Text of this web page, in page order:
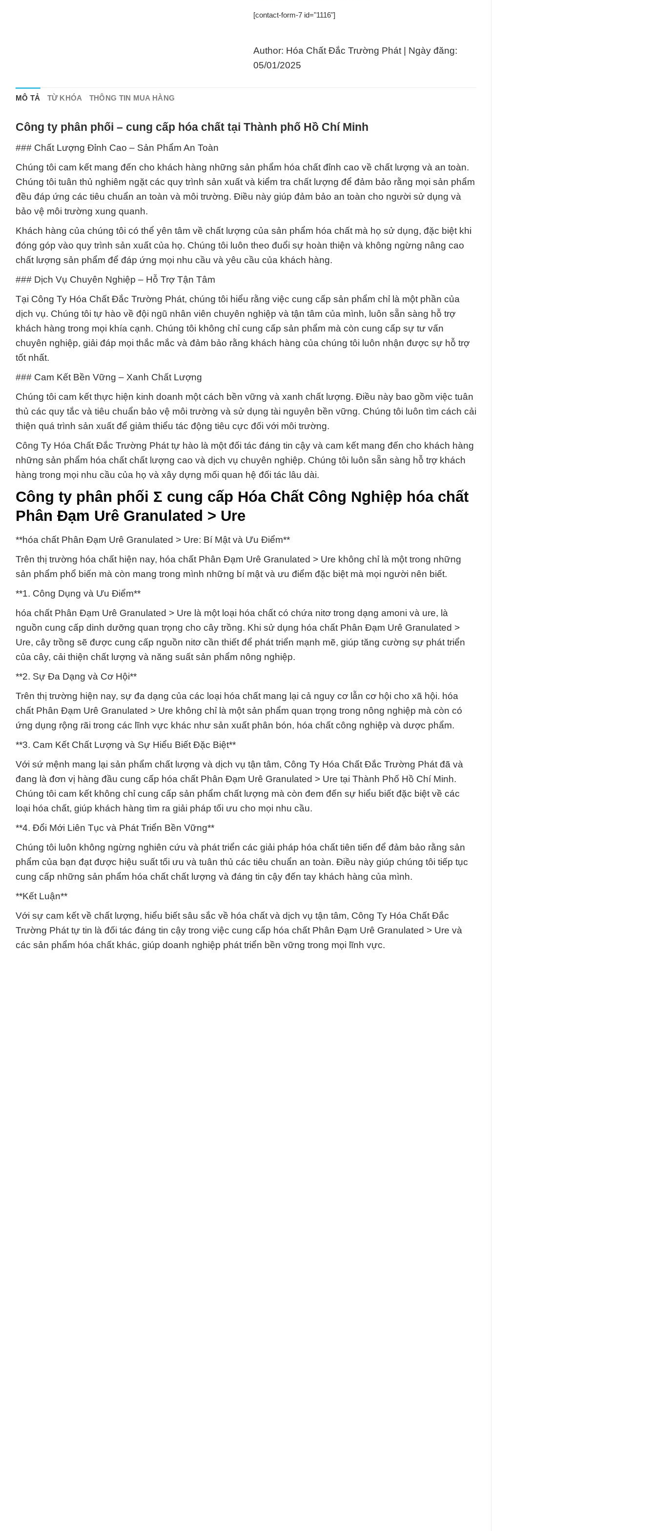
[contact-form-7 id="1116"]
Author: Hóa Chất Đắc Trường Phát | Ngày đăng:
05/01/2025
MÔ TẢ TỪ KHÓA THÔNG TIN MUA HÀNG
Công ty phân phối – cung cấp hóa chất tại Thành phố Hồ Chí Minh
### Chất Lượng Đỉnh Cao – Sản Phẩm An Toàn
Chúng tôi cam kết mang đến cho khách hàng những sản phẩm hóa chất đỉnh cao về chất lượng và an toàn.
Chúng tôi tuân thủ nghiêm ngặt các quy trình sản xuất và kiểm tra chất lượng để đảm bảo rằng mọi sản phẩm
đều đáp ứng các tiêu chuẩn an toàn và môi trường. Điều này giúp đảm bảo an toàn cho người sử dụng và
bảo vệ môi trường xung quanh.
Khách hàng của chúng tôi có thể yên tâm về chất lượng của sản phẩm hóa chất mà họ sử dụng, đặc biệt khi
đóng góp vào quy trình sản xuất của họ. Chúng tôi luôn theo đuổi sự hoàn thiện và không ngừng nâng cao
chất lượng sản phẩm để đáp ứng mọi nhu cầu và yêu cầu của khách hàng.
### Dịch Vụ Chuyên Nghiệp – Hỗ Trợ Tận Tâm
Tại Công Ty Hóa Chất Đắc Trường Phát, chúng tôi hiểu rằng việc cung cấp sản phẩm chỉ là một phần của
dịch vụ. Chúng tôi tự hào về đội ngũ nhân viên chuyên nghiệp và tận tâm của mình, luôn sẵn sàng hỗ trợ
khách hàng trong mọi khía cạnh. Chúng tôi không chỉ cung cấp sản phẩm mà còn cung cấp sự tư vấn
chuyên nghiệp, giải đáp mọi thắc mắc và đảm bảo rằng khách hàng của chúng tôi luôn nhận được sự hỗ trợ
tốt nhất.
### Cam Kết Bền Vững – Xanh Chất Lượng
Chúng tôi cam kết thực hiện kinh doanh một cách bền vững và xanh chất lượng. Điều này bao gồm việc tuân
thủ các quy tắc và tiêu chuẩn bảo vệ môi trường và sử dụng tài nguyên bền vững. Chúng tôi luôn tìm cách cải
thiện quá trình sản xuất để giảm thiểu tác động tiêu cực đối với môi trường.
Công Ty Hóa Chất Đắc Trường Phát tự hào là một đối tác đáng tin cậy và cam kết mang đến cho khách hàng
những sản phẩm hóa chất chất lượng cao và dịch vụ chuyên nghiệp. Chúng tôi luôn sẵn sàng hỗ trợ khách
hàng trong mọi nhu cầu của họ và xây dựng mối quan hệ đối tác lâu dài.
Công ty phân phối Σ cung cấp Hóa Chất Công Nghiệp hóa chất
Phân Đạm Urê Granulated > Ure
**hóa chất Phân Đạm Urê Granulated > Ure: Bí Mật và Ưu Điểm**
Trên thị trường hóa chất hiện nay, hóa chất Phân Đạm Urê Granulated > Ure không chỉ là một trong những
sản phẩm phổ biến mà còn mang trong mình những bí mật và ưu điểm đặc biệt mà mọi người nên biết.
**1. Công Dụng và Ưu Điểm**
hóa chất Phân Đạm Urê Granulated > Ure là một loại hóa chất có chứa nitơ trong dạng amoni và ure, là
nguồn cung cấp dinh dưỡng quan trọng cho cây trồng. Khi sử dụng hóa chất Phân Đạm Urê Granulated >
Ure, cây trồng sẽ được cung cấp nguồn nitơ cần thiết để phát triển mạnh mẽ, giúp tăng cường sự phát triển
của cây, cải thiện chất lượng và năng suất sản phẩm nông nghiệp.
**2. Sự Đa Dạng và Cơ Hội**
Trên thị trường hiện nay, sự đa dạng của các loại hóa chất mang lại cả nguy cơ lẫn cơ hội cho xã hội. hóa
chất Phân Đạm Urê Granulated > Ure không chỉ là một sản phẩm quan trọng trong nông nghiệp mà còn có
ứng dụng rộng rãi trong các lĩnh vực khác như sản xuất phân bón, hóa chất công nghiệp và dược phẩm.
**3. Cam Kết Chất Lượng và Sự Hiểu Biết Đặc Biệt**
Với sứ mệnh mang lại sản phẩm chất lượng và dịch vụ tận tâm, Công Ty Hóa Chất Đắc Trường Phát đã và
đang là đơn vị hàng đầu cung cấp hóa chất Phân Đạm Urê Granulated > Ure tại Thành Phố Hồ Chí Minh.
Chúng tôi cam kết không chỉ cung cấp sản phẩm chất lượng mà còn đem đến sự hiểu biết đặc biệt về các
loại hóa chất, giúp khách hàng tìm ra giải pháp tối ưu cho mọi nhu cầu.
**4. Đổi Mới Liên Tục và Phát Triển Bền Vững**
Chúng tôi luôn không ngừng nghiên cứu và phát triển các giải pháp hóa chất tiên tiến để đảm bảo rằng sản
phẩm của bạn đạt được hiệu suất tối ưu và tuân thủ các tiêu chuẩn an toàn. Điều này giúp chúng tôi tiếp tục
cung cấp những sản phẩm hóa chất chất lượng và đáng tin cậy đến tay khách hàng của mình.
**Kết Luận**
Với sự cam kết về chất lượng, hiểu biết sâu sắc về hóa chất và dịch vụ tận tâm, Công Ty Hóa Chất Đắc
Trường Phát tự tin là đối tác đáng tin cậy trong việc cung cấp hóa chất Phân Đạm Urê Granulated > Ure và
các sản phẩm hóa chất khác, giúp doanh nghiệp phát triển bền vững trong mọi lĩnh vực.